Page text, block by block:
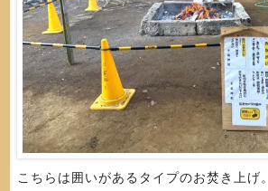
こちらは囲いがあるタイプのお焚き上げ。